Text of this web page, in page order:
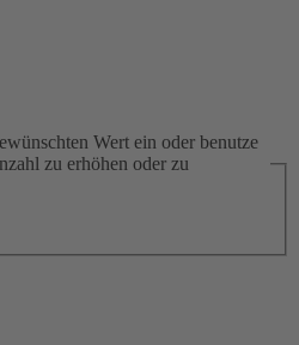
Wert ein oder benutze
zu erhöhen oder zu